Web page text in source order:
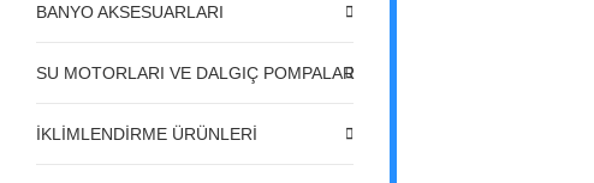
BANYO AKSESUARLARI
SU MOTORLARI VE DALGIÇ POMPALAR
İKLİMLENDİRME ÜRÜNLERİ